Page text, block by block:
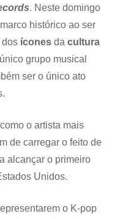
. Neste domingo
histórico ao ser
dos ícones da cultura
grupo musical
ser o único ato
o artista mais
de carregar o feito de
alcançar o primeiro
Unidos.
o K-pop